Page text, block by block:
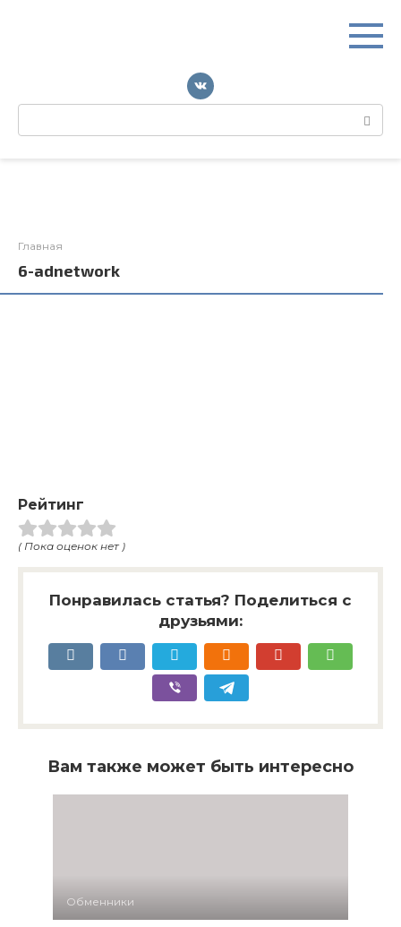
Поиск:
Главная
6-adnetwork
Рейтинг
( Пока оценок нет )
Понравилась статья? Поделиться с
друзьями:
Вам также может быть интересно
Обменники